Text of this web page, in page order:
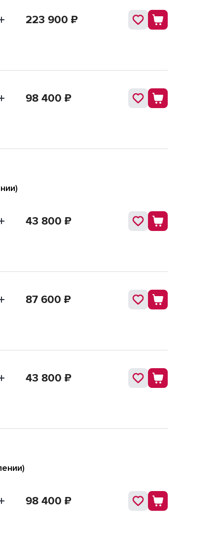
223 900 ₽
98 400 ₽
43 800 ₽
87 600 ₽
43 800 ₽
98 400 ₽